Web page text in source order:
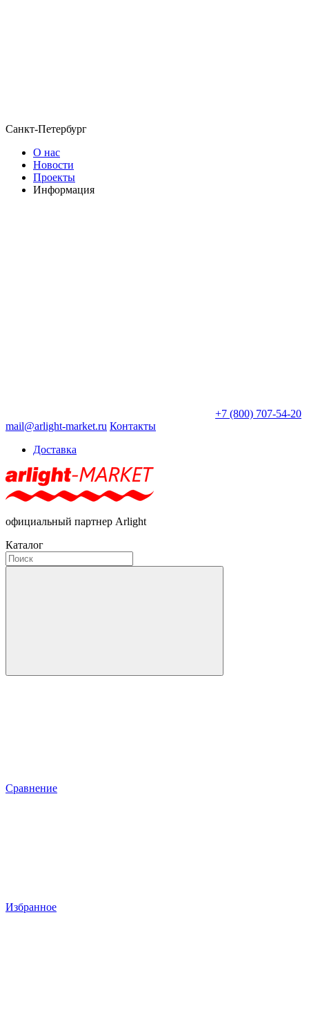
Санкт-Петербург
О нас
Новости
Проекты
Информация
+7 (800) 707-54-20
mail@arlight-market.ru Контакты
Доставка
официальный партнер Arlight
Каталог
Сравнение
Избранное